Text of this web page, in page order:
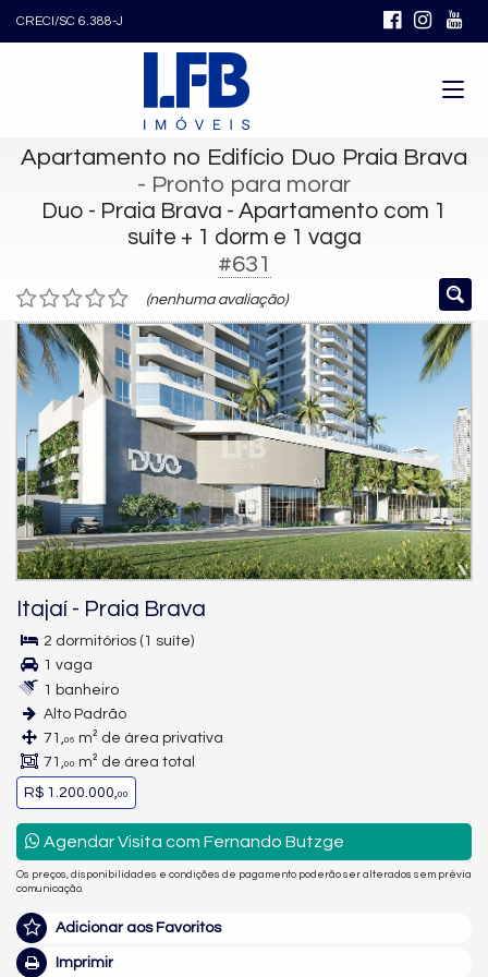
CRECI/SC 6.388-J
Apartamento no Edifício Duo Praia Brava
- Pronto para morar
Duo - Praia Brava - Apartamento com 1
suíte + 1 dorm e 1 vaga
#631
(nenhuma avaliação)
Itajaí - Praia Brava
2 dormitórios (1 suíte)
1 vaga
1 banheiro
Alto Padrão
71,06 m² de área privativa
71,00 m² de área total
R$ 1.200.000,00
Agendar Visita com Fernando Butzge
Os preços, disponibilidades e condições de pagamento poderão ser alterados sem prévia
comunicação.
Adicionar aos Favoritos
Imprimir